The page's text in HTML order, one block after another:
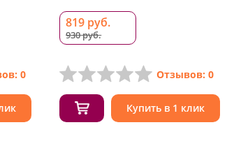
0
819 руб.
930 руб.
Отзывов: 0
Купить в 1 клик